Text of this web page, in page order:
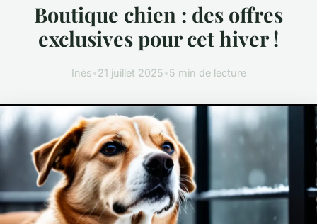
Boutique chien : des offres
exclusives pour cet hiver !
Inès•21 juillet 2025•5 min de lecture